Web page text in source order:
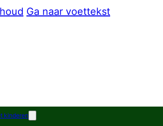
Ga naar voettekst
kinderen